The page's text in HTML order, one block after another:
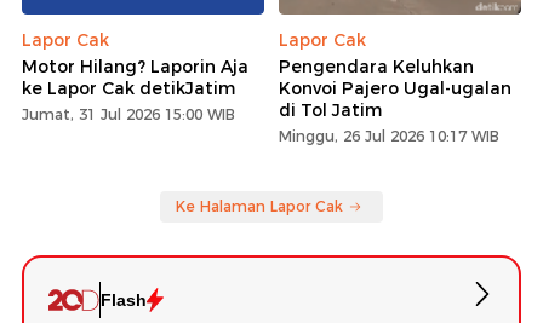
Lapor Cak
Motor Hilang? Laporin Aja
ke Lapor Cak detikJatim
Jumat, 31 Jul 2026 15:00 WIB
Lapor Cak
Pengendara Keluhkan
Konvoi Pajero Ugal-ugalan
di Tol Jatim
Minggu, 26 Jul 2026 10:17 WIB
Ke Halaman Lapor Cak
Flash